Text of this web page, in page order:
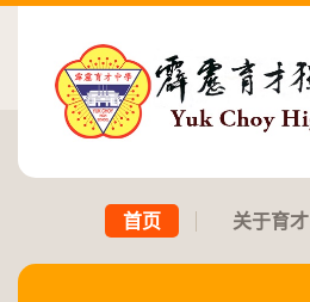
首页 关于育才